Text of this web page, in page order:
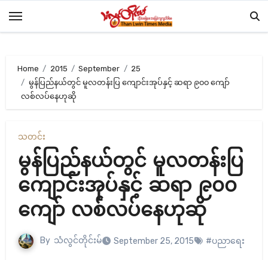
Home 2015 September
25
မွန်ပြည်နယ်တွင် မူလတန်းပြ ကျောင်းအုပ်နှင့် ဆရာ ၉၀၀ ကျော်
လစ်လပ်နေဟုဆို
သတင်း
မွန်ပြည်နယ်တွင် မူလတန်းပြ
ကျောင်းအုပ်နှင့် ဆရာ ၉၀၀
ကျော် လစ်လပ်နေဟုဆို
By သံလွင်တိုင်းမ် September 25, 2015 #ပညာရေး